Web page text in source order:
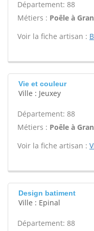
Département: 88
Métiers : Poêle à
Voir la fiche artisan :
Vie et couleur
Ville : Jeuxey
Département: 88
Métiers : Poêle à
Voir la fiche artisan :
Design batiment
Ville : Epinal
Département: 88